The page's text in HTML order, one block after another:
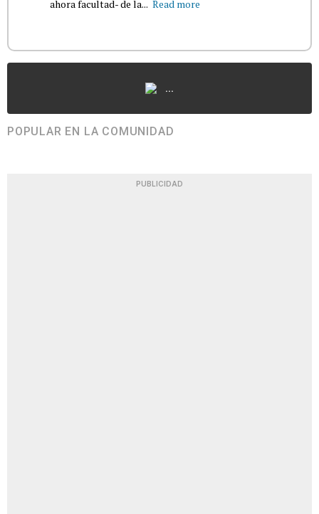
ahora facultad- de la... Read more
...
POPULAR EN LA COMUNIDAD
PUBLICIDAD